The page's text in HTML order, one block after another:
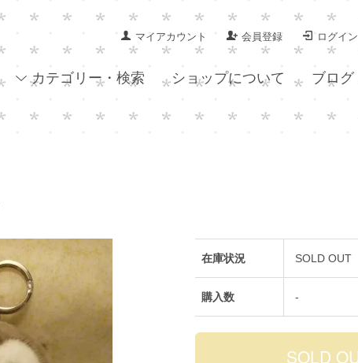
マイアカウント 会員登録 ログイン
カテゴリー・検索 ショップについて ブログ
在庫状況 SOLD OUT
購入数 -